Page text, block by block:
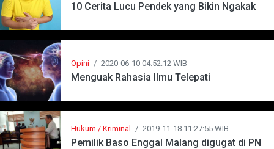
10 Cerita Lucu Pendek yang Bikin Ngakak
Opini / 2020-06-10 04:52:12 WIB
Menguak Rahasia Ilmu Telepati
Hukum / Kriminal / 2019-11-18 11:27:55 WIB
Pemilik Baso Enggal Malang digugat di PN